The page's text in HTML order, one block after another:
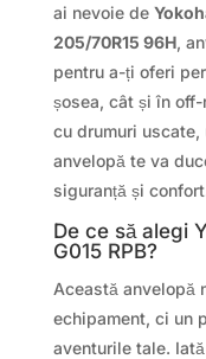
ai nevoie de
205/70R15 96H,
pentru a-ți oferi
șosea, cât și în
cu drumuri uscate,
anvelopă te va
siguranță și
De ce să alegi
G015 RPB?
Această anvelopă
echipament, ci un
aventurile tale.